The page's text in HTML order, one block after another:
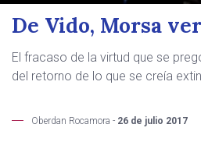
De Vido, Morsa
El fracaso de la virtud que se
del retorno de lo que se creía
Oberdan Rocamora - 26 de julio 2017